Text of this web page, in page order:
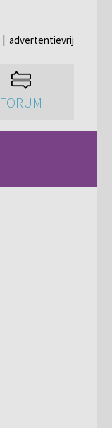
advertentievrij
FORUM